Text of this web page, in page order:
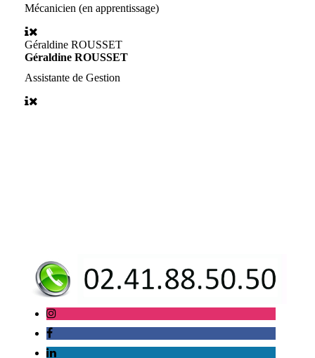
Mécanicien (en apprentissage)
Géraldine ROUSSET
Géraldine ROUSSET
Assistante de Gestion